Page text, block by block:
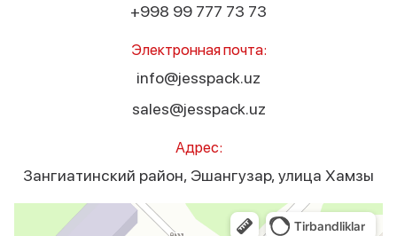
+998 99 777 73 73
Электронная почта:
info@jesspack.uz
sales@jesspack.uz
Адрес:
Зангиатинский район, Эшангузар, улица Хамзы
Оборудование для лёгкой промышленности в Ташкентской области